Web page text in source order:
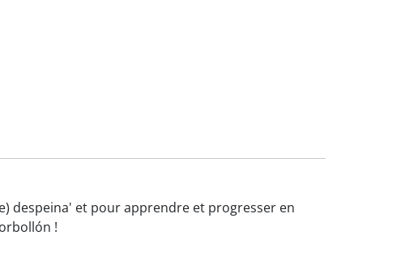
despeina' et pour apprendre et progresser en
!